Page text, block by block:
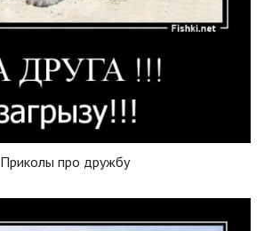
Приколы про дружбу